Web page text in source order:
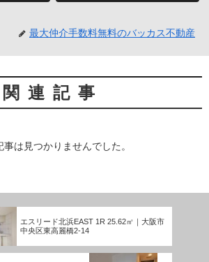
最大仲介手数料無料のバッカス不動産
関連記事
事は見つかりませんでした。
エスリード北浜EAST 1R 25.62㎡｜大阪市
中央区東高麗橋2-14